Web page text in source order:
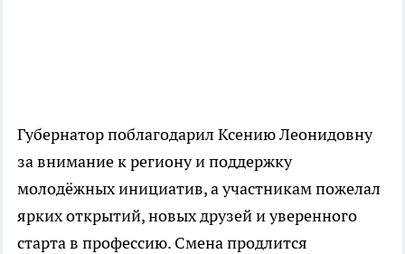
Губернатор поблагодарил Ксению Леонидовну
за внимание к региону и поддержку
молодёжных инициатив, а участникам пожелал
ярких открытий, новых друзей и уверенного
старта в профессию. Смена продлится